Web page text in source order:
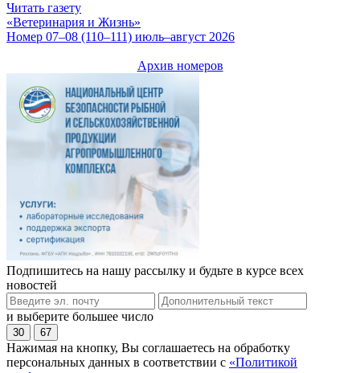
Читать газету
«Ветеринария и Жизнь»
Номер 07–08 (110–111) июль–август 2026
Архив номеров
Подпишитесь на нашу рассылку и будьте в курсе всех
новостей
и выберите большее число
30 67
Нажимая на кнопку, Вы соглашаетесь на обработку
персональных данных в соответствии с «Политикой